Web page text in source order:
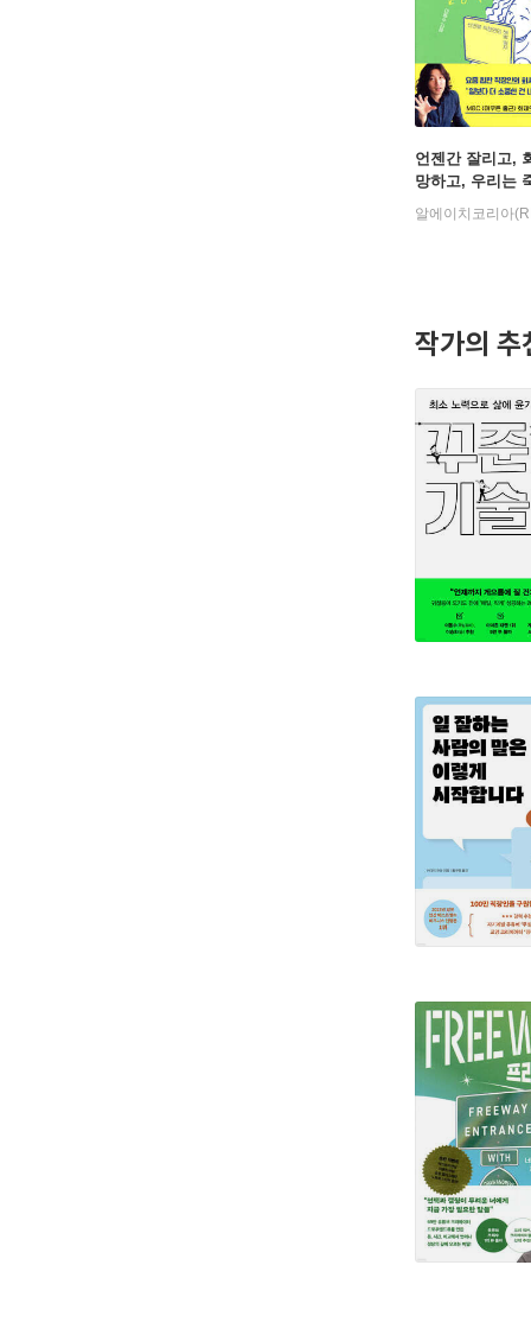
작가다.
입사 3년
결혼해서
어릴 적
내 삶을
행복하다.
언젠간 잘리고,
망하고, 우리는
알에이치코리아
작가의 추